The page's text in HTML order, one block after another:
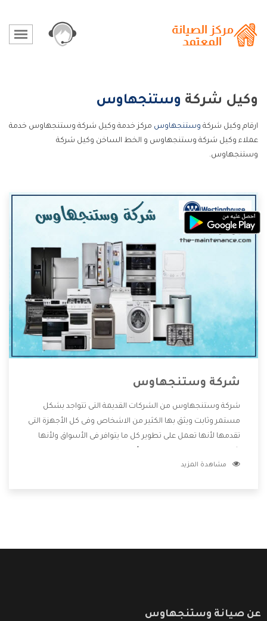
وكيل شركة وستنجهاوس
ارقام وكيل شركة وستنجهاوس مركز خدمة وكيل شركة وستنجهاوس خدمة
عملاء وكيل شركة وستنجهاوس و الخط الساخن وكيل شركة
وستنجهاوس.
شركة وستنجهاوس
شركة وستنجهاوس من الشركات القديمة التى تتواجد بشكل
مستمر وثابت ويثق بها الكثير من الاشخاص وفى كل الأجهزة التى
تقدمها لأنها تعمل على تطوير كل ما يتوافر فى الأسواق ولأنها
المنتجات وتقدم للعملاء أقوى العروض والخصومات التى تسهل
مشاهدة المزيد
عن صيانة وستنجهاوس